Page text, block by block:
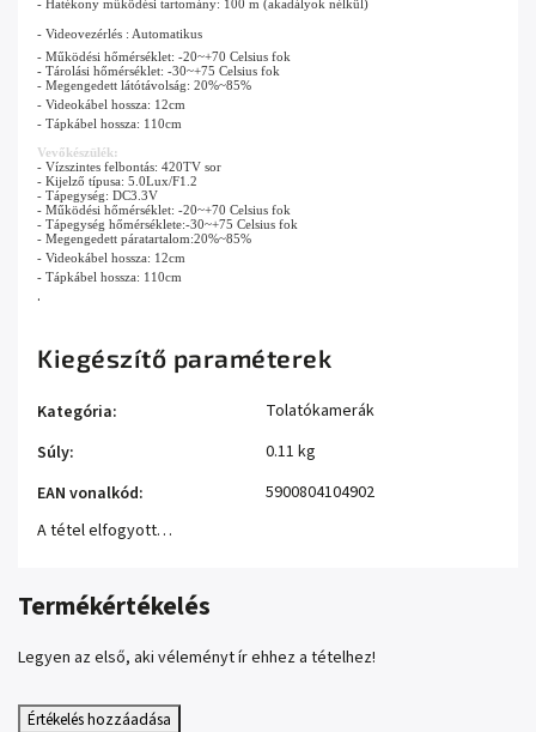
- Hatékony működési tartomány: 100 m (akadályok nélkül)
- Videovezérlés : Automatikus
- Működési hőmérséklet: -20~+70 Celsius fok
- Tárolási hőmérséklet: -30~+75 Celsius fok
- Megengedett látótávolság: 20%~85%
- Videokábel hossza: 12cm
- Tápkábel hossza: 110cm
Vevőkészülék:
- Vízszintes felbontás: 420TV sor
- Kijelző típusa: 5.0Lux/F1.2
- Tápegység: DC3.3V
- Működési hőmérséklet: -20~+70 Celsius fok
- Tápegység hőmérséklete:-30~+75 Celsius fok
- Megengedett páratartalom:20%~85%
- Videokábel hossza: 12cm
- Tápkábel hossza: 110cm
.
Kiegészítő paraméterek
Kategória:
Tolatókamerák
Súly:
0.11 kg
EAN vonalkód:
5900804104902
A tétel elfogyott…
Termékértékelés
Legyen az első, aki véleményt ír ehhez a tételhez!
Értékelés hozzáadása